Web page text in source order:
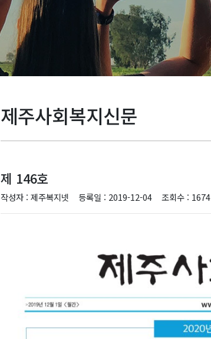
제주사회복지신문
제 146호
작성자 : 제주복지넷 등록일 : 2019-12-04 조회수 : 1674